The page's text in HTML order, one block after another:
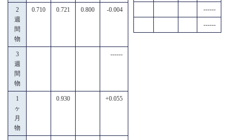
2
週
間
物
0.710 0.721 0.800 -0.004
3
週
間
物
------
1
ヶ
月
物
0.930 +0.055
------
------